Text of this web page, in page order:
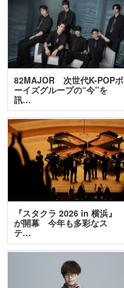
82MAJOR 次世代K-POPボ
ーイズグループの“今”を
訊…
『スタクラ 2026 in 横浜』
が開幕 今年も多彩なス
テ…